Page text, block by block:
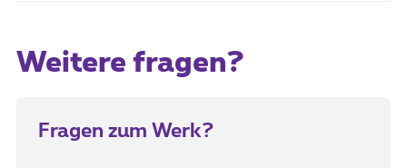
Weitere fragen?
Fragen zum Werk?